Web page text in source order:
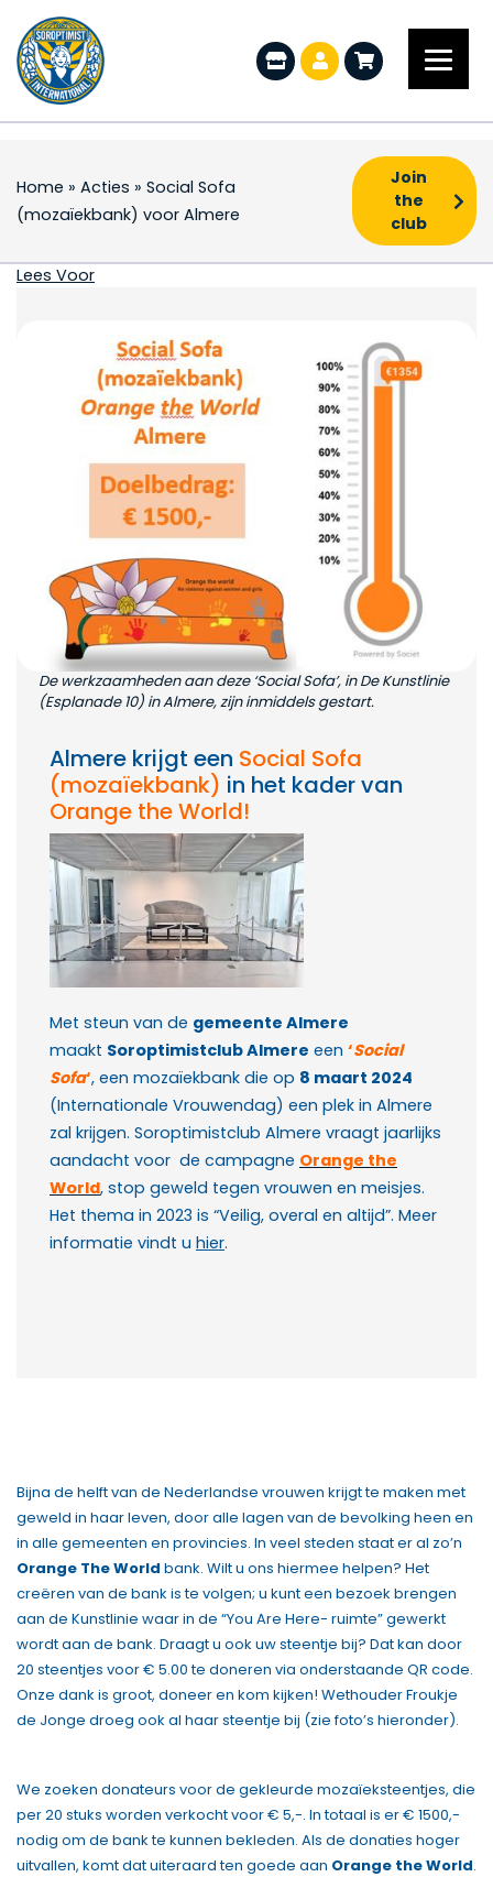
Home » Acties » Social Sofa
(mozaïekbank) voor Almere
Join
the
club
Social Sofa
Lees Voor
De werkzaamheden aan deze ‘Social Sofa’, in De Kunstlinie
(Esplanade 10) in Almere, zijn inmiddels gestart.
Almere krijgt een Social Sofa
(mozaïekbank) in het kader van
Orange the World!
Met steun van de gemeente Almere
maakt Soroptimistclub Almere een ‘Social
Sofa‘, een mozaïekbank die op 8 maart 2024
(Internationale Vrouwendag) een plek in Almere
zal krijgen. Soroptimistclub Almere vraagt jaarlijks
aandacht voor de campagne Orange the
World, stop geweld tegen vrouwen en meisjes.
Het thema in 2023 is “Veilig, overal en altijd”. Meer
informatie vindt u hier.
Bijna de helft van de Nederlandse vrouwen krijgt te maken met
geweld in haar leven, door alle lagen van de bevolking heen en
in alle gemeenten en provincies. In veel steden staat er al zo’n
Orange The World bank. Wilt u ons hiermee helpen? Het
creëren van de bank is te volgen; u kunt een bezoek brengen
aan de Kunstlinie waar in de “You Are Here- ruimte” gewerkt
wordt aan de bank. Draagt u ook uw steentje bij? Dat kan door
20 steentjes voor € 5.00 te doneren via onderstaande QR code.
Onze dank is groot, doneer en kom kijken! Wethouder Froukje
de Jonge droeg ook al haar steentje bij (zie foto’s hieronder).
We zoeken donateurs voor de gekleurde mozaïeksteentjes, die
per 20 stuks worden verkocht voor € 5,-. In totaal is er € 1500,-
nodig om de bank te kunnen bekleden. Als de donaties hoger
uitvallen, komt dat uiteraard ten goede aan Orange the World.